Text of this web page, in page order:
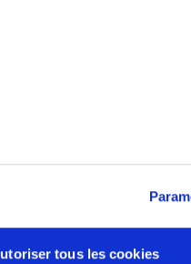
tous les cookies